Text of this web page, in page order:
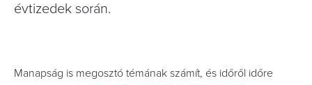
évtizedek során.
Manapság is megosztó témának számít, és időről időre